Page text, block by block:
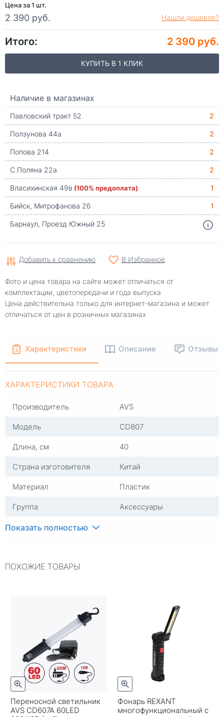
Цена за 1 шт.
2 390 руб. Нашли дешевле?
Итого: 2 390 руб.
КУПИТЬ В 1 КЛИК
Наличие в магазинах
Павловский тракт 52
2
Ползунова 44а
2
Попова 214
2
С.Поляна 22а
2
Власихинская 49в (100% предоплата)
1
Бийск, Митрофанова 2б
1
Барнаул, Проезд Южный 25
Добавить к сравнению В Избранное
Фото и цена товара на сайте может отличаться от
комплектации, цветопередачи и года выпуска
Цена действительна только для интернет-магазина и может
отличаться от цен в розничных магазинах
Характеристики Описание Отзывы
ХАРАКТЕРИСТИКИ ТОВАРА
Производитель
AVS
Модель
CD807
Длина, см
40
Страна изготовителя
Китай
Материал
Пластик
Группа
Аксессуары
Количество в упаковке
Показать полностью
ПОХОЖИЕ ТОВАРЫ
Переносной светильник
AVS CD607A 60LED
Фонарь REXANT
многофункциональный с